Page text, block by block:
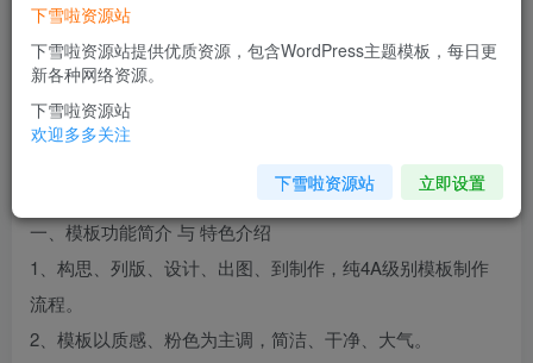
您当前未登录！建议登陆后购买，可保存购买订单
介绍
一、模板功能简介 与 特色介绍
1、构思、列版、设计、出图、到制作，纯4A级别模板制作
流程。
2、模板以质感、粉色为主调，简洁、干净、大气。
下雪啦资源站
下雪啦资源站提供优质资源，包含WordPress主题模板，每日更
新各种网络资源。
下雪啦资源站
欢迎多多关注
下雪啦资源站 立即设置